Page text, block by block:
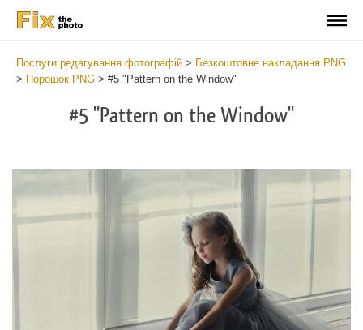
Послуги редагування фотографій > Безкоштовне накладання PNG
> Порошок PNG > #5 "Pattern on the Window"
#5 "Pattern on the Window"